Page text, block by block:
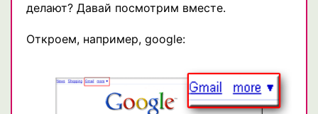
делают? Давай посмотрим вместе.
Откроем, например, google: